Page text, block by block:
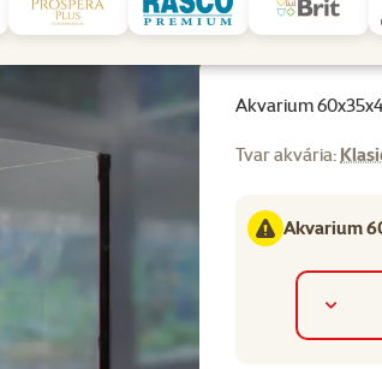
Akvarium
Tvar akvária:
Akvarium